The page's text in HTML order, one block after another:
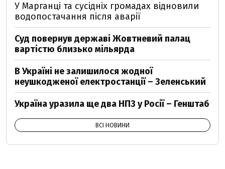
У Марганці та сусідніх громадах відновили
водопостачання після аварії
Суд повернув державі Жовтневий палац
вартістю близько мільярда
В Україні не залишилося жодної
неушкодженої електростанції – Зеленський
Україна уразила ще два НПЗ у Росії – Генштаб
ВСІ НОВИНИ